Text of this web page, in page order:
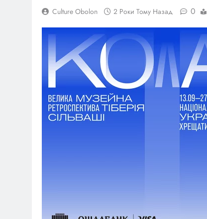
Culture Obolon 2 Роки Тому Назад 0